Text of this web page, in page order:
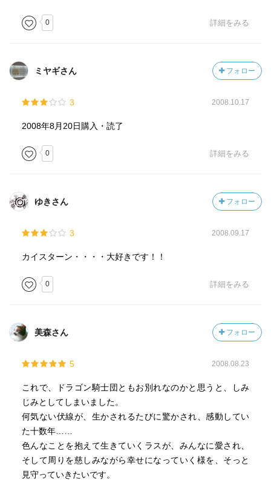
0 詳細をみる
ミヤギさん フォロー
3 2008.10.17
2008年8月20日購入・読了
0 詳細をみる
ゆきさん フォロー
3 2008.09.17
カイスターン・・・・大好きです！！
0 詳細をみる
美森さん フォロー
5 2008.08.23
これで、ドラゴン騎士団ともお別れなのかと思うと、しみ
じみとしてしまいました。
何気ない伏線が、生かされるたびに驚かされ、感動してい
た十数年……
色んなことを抱えて生きていくラスが、みんなに愛され、
そして周りを慈しみながら幸せになっていく様を、そっと
見守っていきたいです。